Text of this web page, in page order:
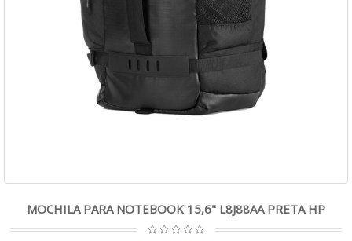
MOCHILA PARA NOTEBOOK 15,6" L8J88AA PRETA HP